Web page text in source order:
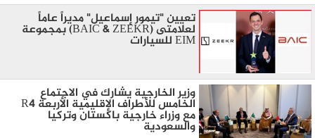
تعيين "تيمور إسماعيل" مديراً عاماً
لعلامتى (BAIC & ZEEKR) بمجموعة
EIM للسيارات
وزير الخارجية يشارك في الاجتماع
الخامس للأطراف الإقليمية الأربعة R4
مع وزراء خارجية باكستان وتركيا
والسعودية